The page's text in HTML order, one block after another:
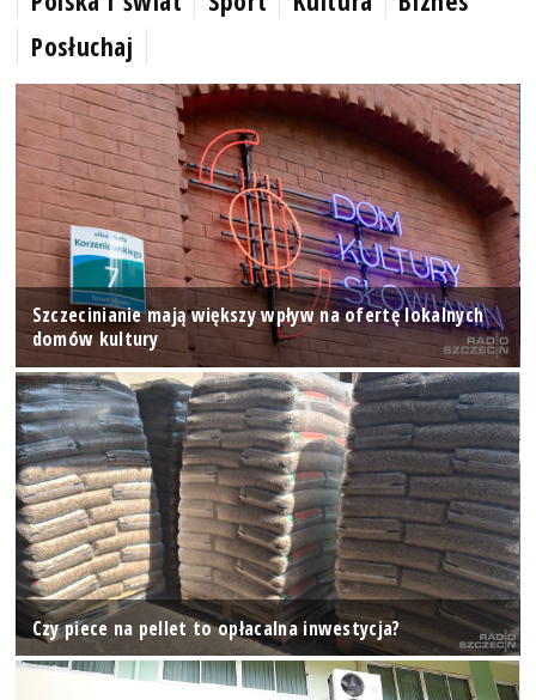
Posłuchaj
Szczecinianie mają większy wpływ na ofertę lokalnych
domów kultury
Czy piece na pellet to opłacalna inwestycja?